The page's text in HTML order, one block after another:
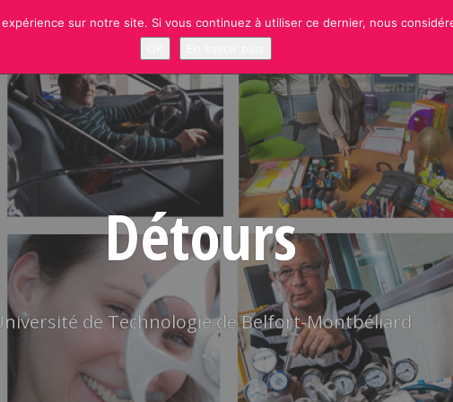
SITE OFFICIEL UTBM S’INSCRIRE À LA NEWSLETTER
Détours
de Technologie de Belfort-Montbéliard
sur notre site. Si vous continuez à utiliser ce dernier, nous